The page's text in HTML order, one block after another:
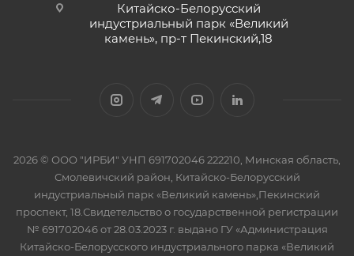
Китайско-Белорусский
индустриальный парк «Великий
камень», пр-т Пекинский,18
2026 © ООО "ИРБИ" УНП 691702046 222210, Минская область,
Смолевичский район, Китайско-Белорусский
индустриальный парк «Великий камень»,Пекинский
проспект, 18.Свидетельство о государственной регистрации
№ 691702046 от 28.03.2023 г. выдано ГУ «Администрация
Китайско-Белорусского индустриального парка «Великий